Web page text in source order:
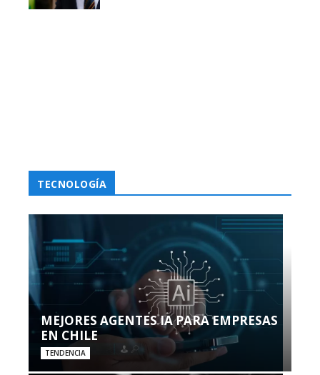
TECNOLOGÍA
MEJORES AGENTES IA PARA EMPRESAS
EN CHILE
TENDENCIA